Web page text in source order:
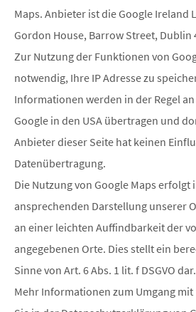
Maps. Anbieter ist die Google Ireland
Gordon House, Barrow Street, Dublin
Zur Nutzung der Funktionen von
notwendig, Ihre IP Adresse zu
Informationen werden in der Regel
Google in den USA übertragen und
Anbieter dieser Seite hat keinen
Datenübertragung.
Die Nutzung von Google Maps erfolgt
ansprechenden Darstellung unserer
an einer leichten Auffindbarkeit der
angegebenen Orte. Dies stellt ein
Sinne von Art. 6 Abs. 1 lit. f DSGVO dar.
Mehr Informationen zum Umgang